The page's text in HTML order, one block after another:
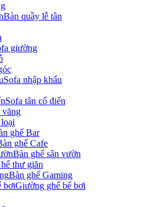
Bàn quầy lễ tân
giường
Sofa nhập khẩu
Sofa tân cổ điển
văng
ghế Bar
ghế Cafe
Bàn ghế sân vườn
thư giãn
Bàn ghế Gaming
Giường ghế bể bơi